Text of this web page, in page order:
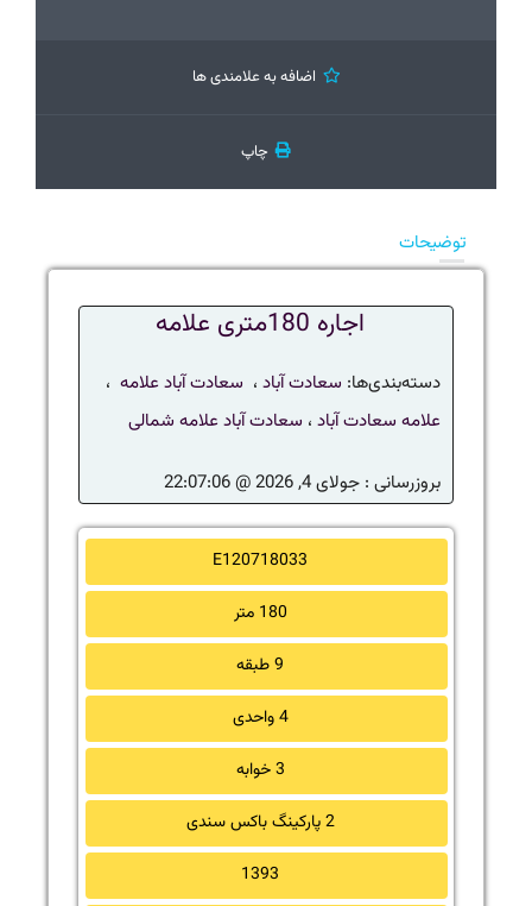
اضافه به علامندی ها
چاپ
توضیحات
اجاره 180متری علامه
دسته‌بندی‌ها: سعادت آباد ، سعادت آباد علامه ،
علامه سعادت آباد ، سعادت آباد علامه شمالی
بروزرسانی : جولای 4, 2026 @ 22:07:06
E120718033
180 متر
9 طبقه
4 واحدی
3 خوابه
2 پارکینگ باکس سندی
1393